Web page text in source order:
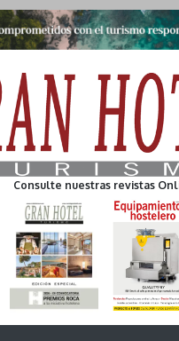
Consulte nuestras revistas